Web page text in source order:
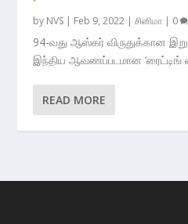
by NVS | Feb 9, 2022 |சினிமா | 0
94-வது ஆஸ்கர் விருதுக்கான
இந்திய ஆவணப்படமான ‘ரைட்டிங்
READ MORE